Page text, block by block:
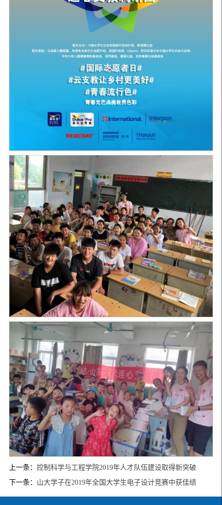
上一条： 控制科学与工程学院2019年人才队伍建设取得新突破
下一条： 山大学子在2019年全国大学生电子设计竞赛中获佳绩